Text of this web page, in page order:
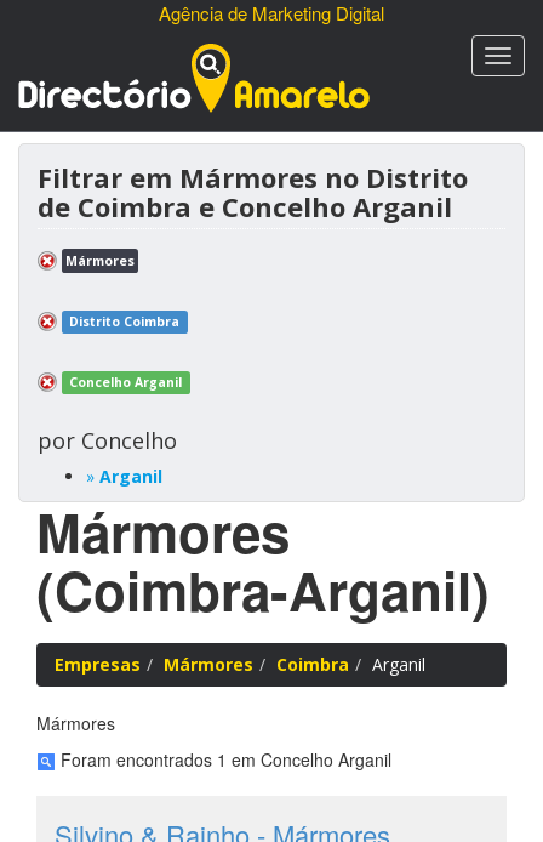
Agência de Marketing Digital
Filtrar em Mármores no Distrito
de Coimbra e Concelho Arganil
Mármores
Distrito Coimbra
Concelho Arganil
por Concelho
» Arganil
Mármores
(Coimbra-Arganil)
Empresas Mármores Coimbra Arganil
Mármores
Foram encontrados 1 em Concelho Arganil